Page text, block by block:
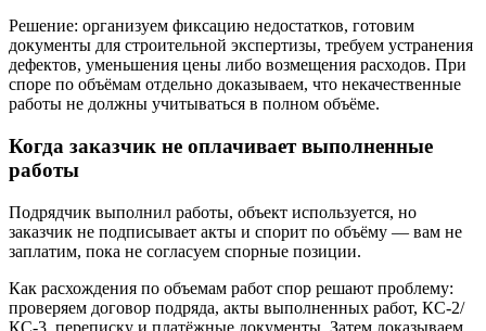
Решение: организуем фиксацию недостатков, готовим
документы для строительной экспертизы, требуем устранения
дефектов, уменьшения цены либо возмещения расходов. При
споре по объёмам отдельно доказываем, что некачественные
работы не должны учитываться в полном объёме.
Когда заказчик не оплачивает выполненные
работы
Подрядчик выполнил работы, объект используется, но
заказчик не подписывает акты и спорит по объёму — вам не
заплатим, пока не согласуем спорные позиции.
Как расхождения по объемам работ спор решают проблему:
проверяем договор подряда, акты выполненных работ, КС-2/
КС-3, переписку и платёжные документы. Затем доказываем